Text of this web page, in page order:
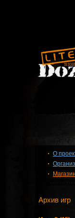
О
Магазин
Архив игр